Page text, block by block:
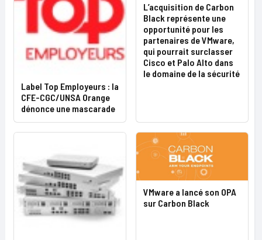
Label Top Employeurs : la
CFE-CGC/UNSA Orange
dénonce une mascarade
L’acquisition de Carbon
Black représente une
opportunité pour les
partenaires de VMware,
qui pourrait surclasser
Cisco et Palo Alto dans
le domaine de la sécurité
VMware a lancé son OPA
sur Carbon Black